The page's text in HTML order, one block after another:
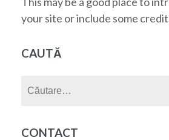
your site or include some
CAUTĂ
CONTACT